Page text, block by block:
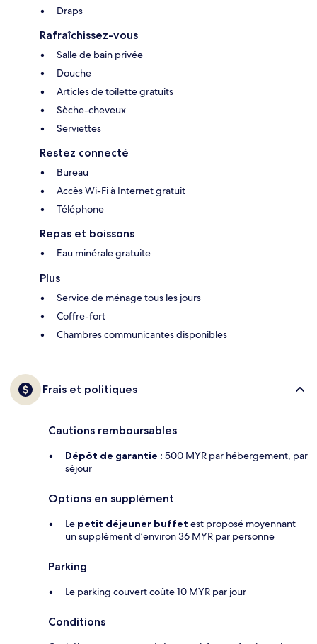
Draps
Rafraîchissez-vous
Salle de bain privée
Douche
Articles de toilette gratuits
Sèche-cheveux
Serviettes
Restez connecté
Bureau
Accès Wi-Fi à Internet gratuit
Téléphone
Repas et boissons
Eau minérale gratuite
Plus
Service de ménage tous les jours
Coffre-fort
Chambres communicantes disponibles
Frais et politiques
Cautions remboursables
Dépôt de garantie : 500 MYR par hébergement, par
séjour
Options en supplément
Le petit déjeuner buffet est proposé moyennant
un supplément d’environ 36 MYR par personne
Parking
Le parking couvert coûte 10 MYR par jour
Conditions